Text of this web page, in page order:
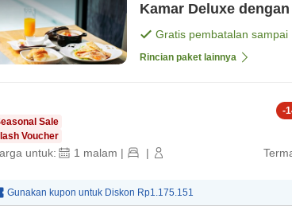
Kamar Deluxe
Gratis pembatalan sampai
Rincian paket lainnya
Sale
Voucher
untuk: 1 malam | |
-
Gunakan kupon untuk Diskon Rp1.175.151